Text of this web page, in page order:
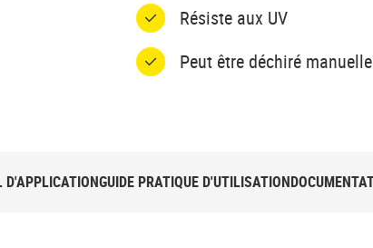
Résiste aux UV
Peut être déchiré
D'APPLICATIONGUIDE PRATIQUE D'UTILISATION